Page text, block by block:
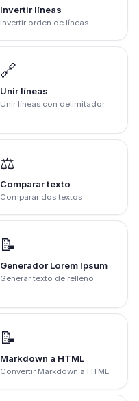
Invertir líneas
Invertir orden de líneas
🔗
Unir líneas
Unir líneas con delimitador
⚖️
Comparar texto
Comparar dos textos
📝
Generador Lorem Ipsum
Generar texto de relleno
📝
Markdown a HTML
Convertir Markdown a HTML